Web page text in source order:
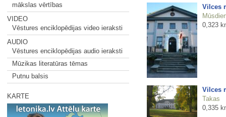
mākslas vērtības
VIDEO
Vēstures enciklopēdijas video ieraksti
AUDIO
Vēstures enciklopēdijas audio ieraksti
Mūzikas literatūras tēmas
Putnu balsis
KARTE
Vilces
0,323
Vilces
Takas
0,335